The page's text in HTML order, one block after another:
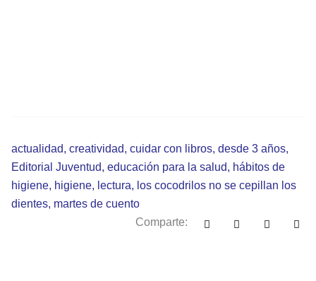
actualidad, creatividad, cuidar con libros, desde 3 años,
Editorial Juventud, educación para la salud, hábitos de
higiene, higiene, lectura, los cocodrilos no se cepillan los
dientes, martes de cuento
Comparte: